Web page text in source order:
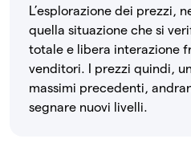
L’esplorazione dei prezzi,
quella situazione che si
totale e libera interazione
venditori. I prezzi quindi,
massimi precedenti,
segnare nuovi livelli.